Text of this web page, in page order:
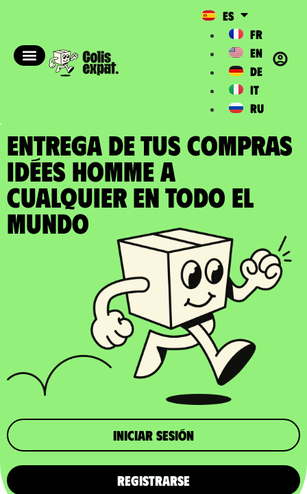
ES
FR
EN
DE
IT
RU
ENTREGA DE TUS COMPRAS
IDÉES HOMME a
cualquier en todo el
Mundo
iniciar sesión
REGISTRARSE